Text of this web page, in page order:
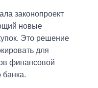
законопроект
новые
Это решение
для
финансовой
банка.